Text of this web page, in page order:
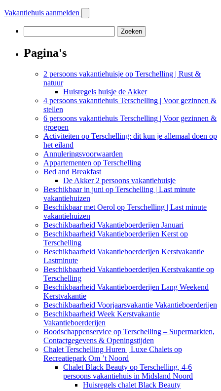
Vakantiehuis aanmelden
naar:
Pagina's
2 persoons vakantiehuisje op Terschelling | Rust &
natuur
Huisregels huisje de Akker
4 persoons vakantiehuis Terschelling | Voor gezinnen &
stellen
6 persoons vakantiehuis Terschelling | Voor gezinnen &
groepen
Activiteiten op Terschelling: dit kun je allemaal doen op
het eiland
Annuleringsvoorwaarden
Appartementen op Terschelling
Bed and Breakfast
De Akker 2 persoons vakantiehuisje
Beschikbaar in juni op Terschelling | Last minute
vakantiehuizen
Beschikbaar met Oerol op Terschelling | Last minute
vakantiehuizen
Beschikbaarheid Vakantieboerderijen Januari
Beschikbaarheid Vakantieboerderijen Kerst op
Terschelling
Beschikbaarheid Vakantieboerderijen Kerstvakantie
Lastminute
Beschikbaarheid Vakantieboerderijen Kerstvakantie op
Terschelling
Beschikbaarheid Vakantieboerderijen Lang Weekend
Kerstvakantie
Beschikbaarheid Voorjaarsvakantie Vakantieboerderijen
Beschikbaarheid Week Kerstvakantie
Vakantieboerderijen
Boodschappenservice op Terschelling – Supermarkten,
Contactgegevens & Openingstijden
Chalet Terschelling Huren | Luxe Chalets op
Recreatiepark Om ’t Noord
Chalet Black Beauty op Terschelling, 4-6
persoons vakantiehuis in Midsland Noord
Huisregels chalet Black Beauty